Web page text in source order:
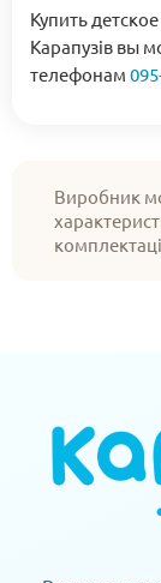
Купить
Карапузів вы
телефонам
Виробник